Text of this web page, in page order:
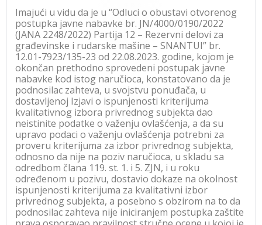
Imajući u vidu da je u “Odluci o obustavi otvorenog
postupka javne nabavke br. JN/4000/0190/2022
(JANA 2248/2022) Partija 12 – Rezervni delovi za
građevinske i rudarske mašine – SNANTUI” br.
12.01-7923/135-23 od 22.08.2023. godine, kojom je
okončan prethodno sprovedeni postupak javne
nabavke kod istog naručioca, konstatovano da je
podnosilac zahteva, u svojstvu ponuđača, u
dostavljenoj Izjavi o ispunjenosti kriterijuma
kvalitativnog izbora privrednog subjekta dao
neistinite podatke o važenju ovlašćenja, a da su
upravo podaci o važenju ovlašćenja potrebni za
proveru kriterijuma za izbor privrednog subjekta,
odnosno da nije na poziv naručioca, u skladu sa
odredbom člana 119. st. 1. i 5. ZJN, i u roku
određenom u pozivu, dostavio dokaze na okolnost
ispunjenosti kriterijuma za kvalitativni izbor
privrednog subjekta, a posebno s obzirom na to da
podnosilac zahteva nije iniciranjem postupka zaštite